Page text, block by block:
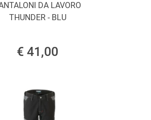
DA LAVORO
THUNDER - BLU
€ 41,00